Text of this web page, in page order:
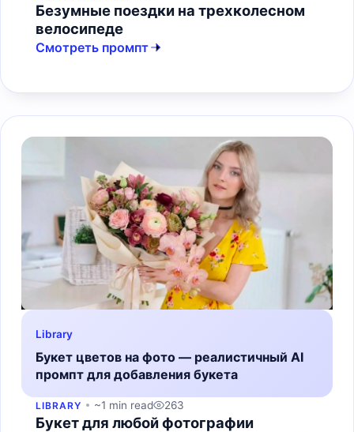
Безумные поездки на трехколесном
велосипеде
Смотреть промпт
Library
Букет цветов на фото — реалистичный AI
промпт для добавления букета
LIBRARY ~1 min read 263
Букет для любой фотографии